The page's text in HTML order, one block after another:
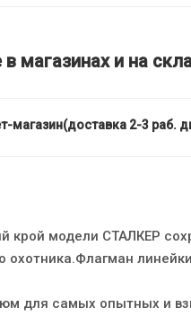
магазинах и на
магазин(доставка 2-3 раб.
крой модели СТАЛКЕР
охотника.Флагман
для самых опытных и